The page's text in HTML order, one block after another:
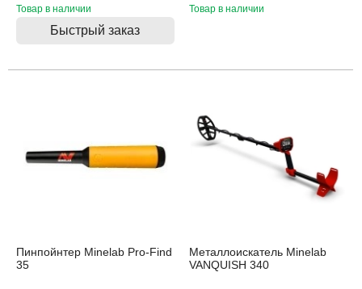
Товар в наличии
Быстрый заказ
Товар в наличии
Пинпойнтер Minelab Pro-Find
35
Металлоискатель Minelab
VANQUISH 340